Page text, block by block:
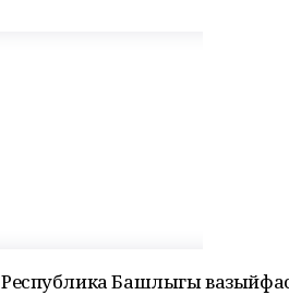
Республика Башлыгы